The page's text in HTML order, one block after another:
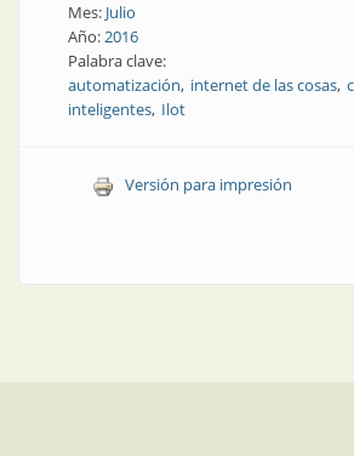
Mes: Julio
Año:2016
Palabra clave:
automatización internet de las cosas
inteligentes Ilot
Versión para impresión